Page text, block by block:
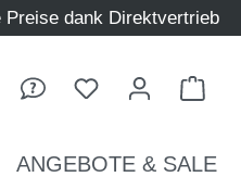
Preise dank Direktvertrieb
ANGEBOTE & SALE